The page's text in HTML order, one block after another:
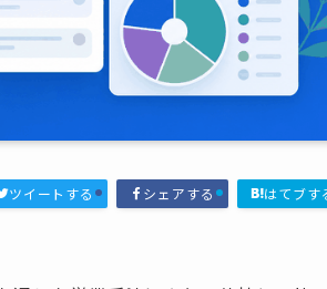
ツイートする シェアする はてブす